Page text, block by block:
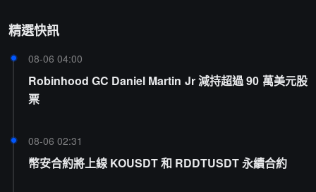
精選快訊
08-06 04:00
Robinhood GC Daniel Martin Jr 減持超過 90 萬美元股
票
08-06 02:31
幣安合約將上線 KOUSDT 和 RDDTUSDT 永續合約